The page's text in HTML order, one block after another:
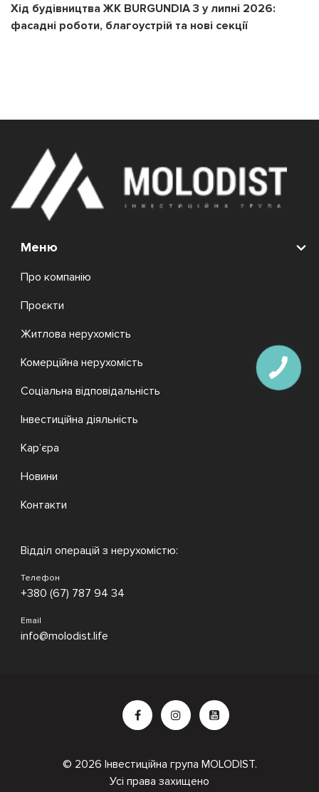
Хід будівництва ЖК BURGUNDIA 3 у липні 2026:
фасадні роботи, благоустрій та нові секції
Меню
Про компанію
Проєкти
Житлова нерухомість
Комерційна нерухомість
Соціальна відповідальність
Інвестиційна діяльність
Кар’єра
Новини
Контакти
Відділ операцій з нерухомістю:
Телефон
+380 (67) 787 94 34
Email
info@molodist.life
© 2026 Інвестиційна група MOLODIST.
Усі права захищено